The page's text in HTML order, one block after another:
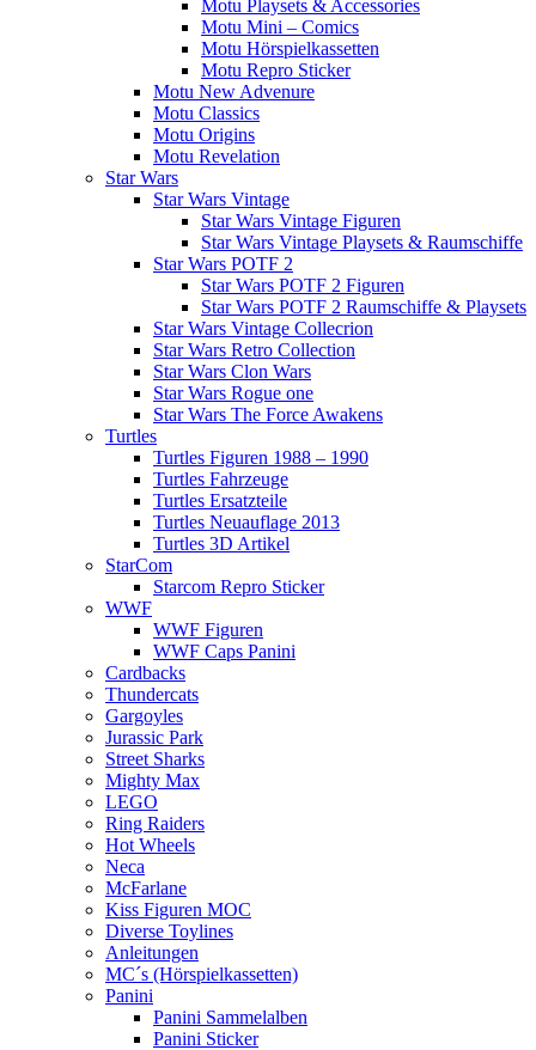
Motu Playsets & Accessories
Motu Mini – Comics
Motu Hörspielkassetten
Motu Repro Sticker
Motu New Advenure
Motu Classics
Motu Origins
Motu Revelation
Star Wars
Star Wars Vintage
Star Wars Vintage Figuren
Star Wars Vintage Playsets & Raumschiffe
Star Wars POTF 2
Star Wars POTF 2 Figuren
Star Wars POTF 2 Raumschiffe & Playsets
Star Wars Vintage Collecrion
Star Wars Retro Collection
Star Wars Clon Wars
Star Wars Rogue one
Star Wars The Force Awakens
Turtles
Turtles Figuren 1988 – 1990
Turtles Fahrzeuge
Turtles Ersatzteile
Turtles Neuauflage 2013
Turtles 3D Artikel
StarCom
Starcom Repro Sticker
WWF
WWF Figuren
WWF Caps Panini
Cardbacks
Thundercats
Gargoyles
Jurassic Park
Street Sharks
Mighty Max
LEGO
Ring Raiders
Hot Wheels
Neca
McFarlane
Kiss Figuren MOC
Diverse Toylines
Anleitungen
MC´s (Hörspielkassetten)
Panini
Panini Sammelalben
Panini Sticker